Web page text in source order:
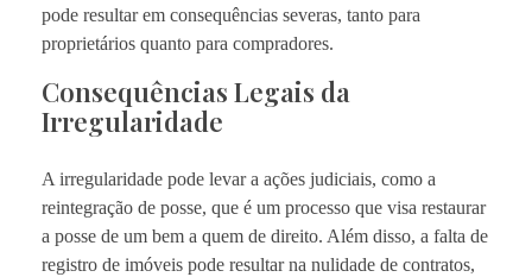
pode resultar em consequências severas, tanto para
proprietários quanto para compradores.
Consequências Legais da
Irregularidade
A irregularidade pode levar a ações judiciais, como a
reintegração de posse, que é um processo que visa restaurar
a posse de um bem a quem de direito. Além disso, a falta de
registro de imóveis pode resultar na nulidade de contratos,